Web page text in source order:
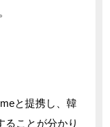
と提携し、韓
ることが分かり